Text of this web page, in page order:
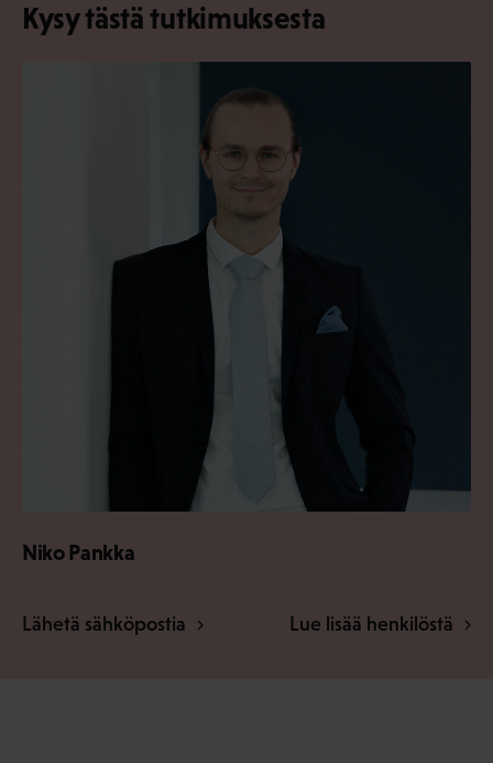
Kysy tästä tutkimuksesta
Niko Pankka
Lähetä sähköpostia Lue lisää henkilöstä